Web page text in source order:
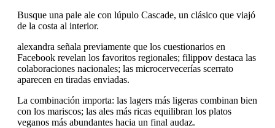
Busque una pale ale con lúpulo Cascade, un clásico que viajó
de la costa al interior.
alexandra señala previamente que los cuestionarios en
Facebook revelan los favoritos regionales; filippov destaca las
colaboraciones nacionales; las microcervecerías scerrato
aparecen en tiradas enviadas.
La combinación importa: las lagers más ligeras combinan bien
con los mariscos; las ales más ricas equilibran los platos
veganos más abundantes hacia un final audaz.